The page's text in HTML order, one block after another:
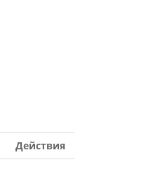
Действия